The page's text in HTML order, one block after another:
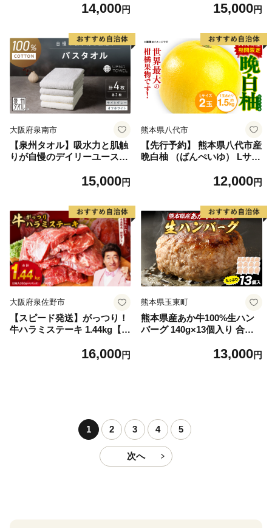
14,000円
ット 2～3房 合計約1.2kg ブ
直送 】
15,000円
大阪府泉南市
【泉州タオル】吸水力と肌触
りが自慢のデイリーユースバ
トグレー 4枚【配送不可地
15,000円
熊本県八代市
【先行予約】 熊本県八代市産
晩白柚 （ばんぺいゆ） Lサイ
もの フルーツ おやつ 特産 熊
12,000円
大阪府泉佐野市
【スピード発送】がっつり！
牛ハラミステーキ 1.44kg【氷
g×4パック 牛肉 すてーき 焼
16,000円
熊本県玉東町
熊本県産あか牛100%生ハン
バーグ 140g×13個入り 合計1
に出荷予定(土日祝除く)》熊
13,000円
1 2 3 4 5
次へ